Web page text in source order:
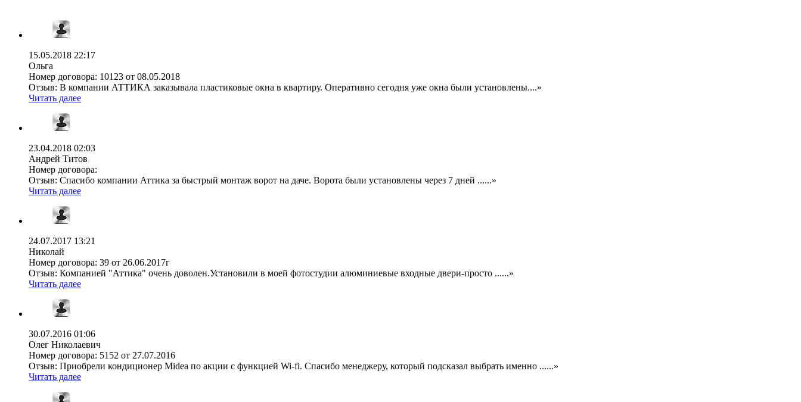
15.05.2018 22:17
Ольга
Номер договора: 10123 от 08.05.2018
Отзыв: В компании АТТИКА заказывала пластиковые окна в квартиру. Оперативно сегодня уже окна были установлены....»
Читать далее
23.04.2018 02:03
Андрей Титов
Номер договора:
Отзыв: Спасибо компании Аттика за быстрый монтаж ворот на даче. Ворота были установлены через 7 дней ......»
Читать далее
24.07.2017 13:21
Николай
Номер договора: 39 от 26.06.2017г
Отзыв: Компанией "Аттика" очень доволен.Установили в моей фотостудии алюминиевые входные двери-просто ......»
Читать далее
30.07.2016 01:06
Олег Николаевич
Номер договора: 5152 от 27.07.2016
Отзыв: Приобрели кондиционер Midea по акции с функцией Wi-fi. Спасибо менеджеру, который подсказал выбрать именно ......»
Читать далее